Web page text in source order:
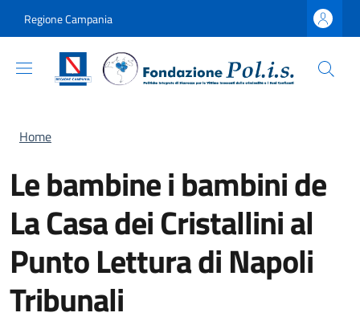
Regione Campania
Briciole di pane
Home
Le bambine i bambini de
La Casa dei Cristallini al
Punto Lettura di Napoli
Tribunali